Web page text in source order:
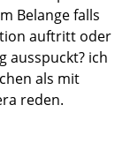
Belange falls
auftritt oder
ausspuckt? ich
als mit
reden.